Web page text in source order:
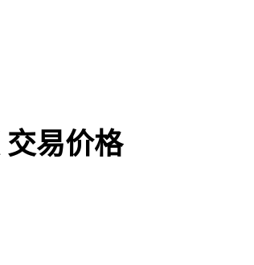
交易价格